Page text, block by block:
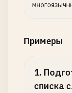
Примеры
1.
списка